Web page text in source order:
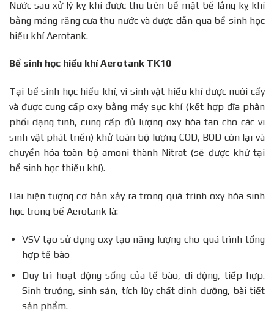
Nước sau xử lý kỵ khí được thu trên bề mặt bể lắng kỵ khí
bằng máng răng cưa thu nước và được dẫn qua bể sinh học
hiếu khí Aerotank.
Bể sinh học hiếu khí Aerotank TK10
Tại bể sinh học hiếu khí, vi sinh vật hiếu khí được nuôi cấy
và được cung cấp oxy bằng máy sục khí (kết hợp đĩa phân
phối dạng tinh, cung cấp đủ lượng oxy hòa tan cho các vi
sinh vật phát triển) khử toàn bộ lượng COD, BOD còn lại và
chuyển hóa toàn bộ amoni thành Nitrat (sẽ được khử tại
bể sinh học thiếu khí).
Hai hiện tượng cơ bản xảy ra trong quá trình oxy hóa sinh
học trong bể Aerotank là:
VSV tạo sử dụng oxy tạo năng lượng cho quá trình tổng
hợp tế bào
Duy trì hoạt động sống của tế bào, di động, tiếp hợp.
Sinh trưởng, sinh sản, tích lũy chất dinh dưỡng, bài tiết
sản phẩm.